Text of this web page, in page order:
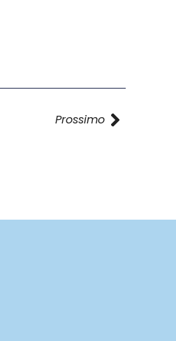
Prossimo